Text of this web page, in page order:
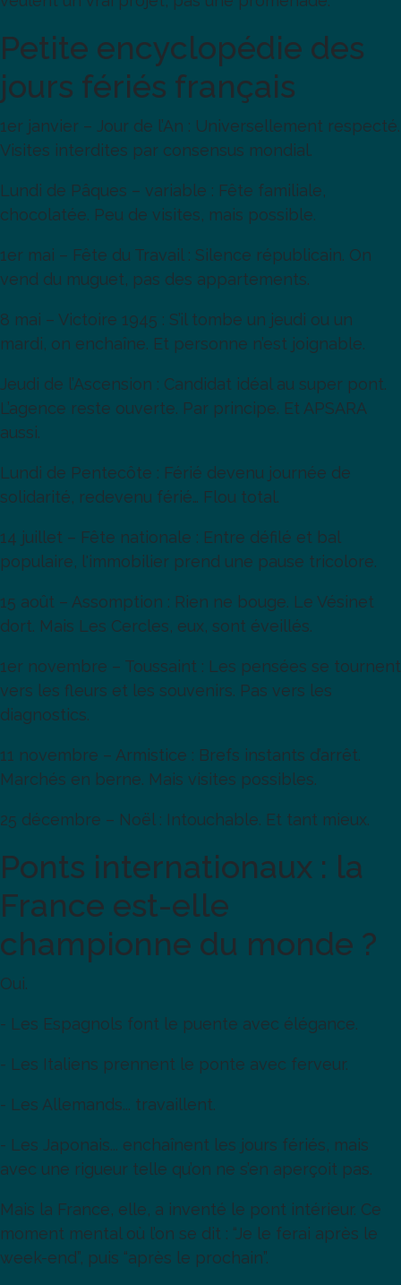
Petite encyclopédie des
jours fériés français
1er janvier – Jour de l’An : Universellement respecté.
Visites interdites par consensus mondial.
Lundi de Pâques – variable : Fête familiale,
chocolatée. Peu de visites, mais possible.
1er mai – Fête du Travail : Silence républicain. On
vend du muguet, pas des appartements.
8 mai – Victoire 1945 : S’il tombe un jeudi ou un
mardi, on enchaîne. Et personne n’est joignable.
Jeudi de l’Ascension : Candidat idéal au super pont.
L’agence reste ouverte. Par principe. Et APSARA
aussi.
Lundi de Pentecôte : Férié devenu journée de
solidarité, redevenu férié… Flou total.
14 juillet – Fête nationale : Entre défilé et bal
populaire, l'immobilier prend une pause tricolore.
15 août – Assomption : Rien ne bouge. Le Vésinet
dort. Mais Les Cercles, eux, sont éveillés.
1er novembre – Toussaint : Les pensées se tournent
vers les fleurs et les souvenirs. Pas vers les
diagnostics.
11 novembre – Armistice : Brefs instants d’arrêt.
Marchés en berne. Mais visites possibles.
25 décembre – Noël : Intouchable. Et tant mieux.
Ponts internationaux : la
France est-elle
championne du monde ?
Oui.
- Les Espagnols font le puente avec élégance.
- Les Italiens prennent le ponte avec ferveur.
- Les Allemands... travaillent.
- Les Japonais... enchaînent les jours fériés, mais
avec une rigueur telle qu’on ne s’en aperçoit pas.
Mais la France, elle, a inventé le pont intérieur. Ce
moment mental où l’on se dit : “Je le ferai après le
week-end”, puis “après le prochain”.